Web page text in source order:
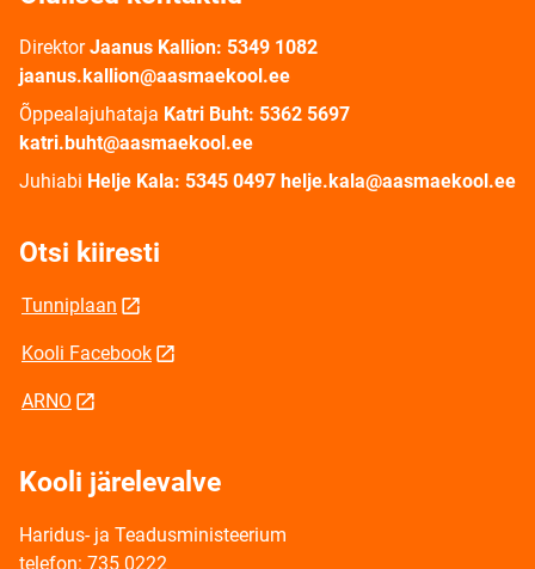
Direktor Jaanus Kallion: 5349 1082
jaanus.kallion@aasmaekool.ee
Õppealajuhataja Katri Buht: 5362 5697
katri.buht@aasmaekool.ee
Juhiabi Helje Kala: 5345 0497 helje.kala@aasmaekool.ee
Otsi kiiresti
Tunniplaan
Kooli Facebook
ARNO
Kooli järelevalve
Haridus- ja Teadusministeerium
telefon: 735 0222